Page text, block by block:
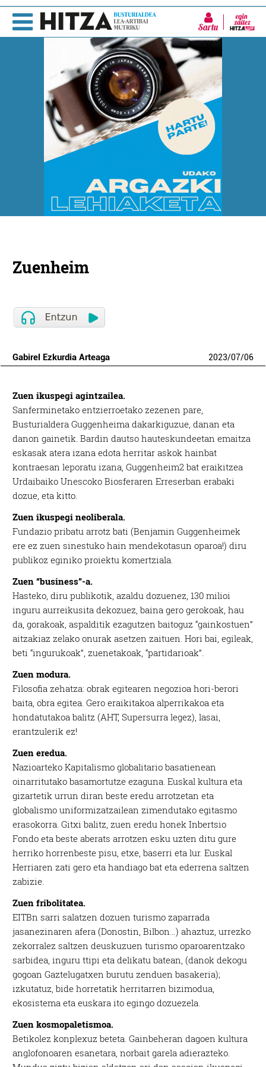
Sartu
Zuenheim
Gabirel Ezkurdia Arteaga 2023/07/06
Zuen ikuspegi agintzailea.
Sanferminetako entzierroetako zezenen pare,
Busturialdera Guggenheima dakarkiguzue, danan eta
danon gainetik. Bardin dautso hauteskundeetan emaitza
eskasak atera izana edota herritar askok hainbat
kontraesan leporatu izana, Guggenheim2 bat eraikitzea
Urdaibaiko Unescoko Biosferaren Erreserban erabaki
dozue, eta kitto.
Zuen ikuspegi neoliberala.
Fundazio pribatu arrotz bati (Benjamin Guggenheimek
ere ez zuen sinestuko hain mendekotasun oparoa!) diru
publikoz eginiko proiektu komertziala.
Zuen “business”-a.
Hasteko, diru publikotik, azaldu dozuenez, 130 milioi
inguru aurreikusita dekozuez, baina gero gerokoak, hau
da, gorakoak, aspalditik ezagutzen baitoguz “gainkostuen”
aitzakiaz zelako onurak asetzen zaituen. Hori bai, egileak,
beti “ingurukoak”, zuenetakoak, “partidarioak”.
Zuen modura.
Filosofia zehatza: obrak egitearen negozioa hori-berori
baita, obra egitea. Gero eraikitakoa alperrikakoa eta
hondatutakoa balitz (AHT, Supersurra legez), lasai,
erantzulerik ez!
Zuen eredua.
Nazioarteko Kapitalismo globalitario basatienean
oinarritutako basamortutze ezaguna. Euskal kultura eta
gizartetik urrun diran beste eredu arrotzetan eta
globalismo uniformizatzailean zimendutako egitasmo
erasokorra. Gitxi balitz, zuen eredu honek Inbertsio
Fondo eta beste aberats arrotzen esku uzten ditu gure
herriko horrenbeste pisu, etxe, baserri eta lur. Euskal
Herriaren zati gero eta handiago bat eta ederrena saltzen
zabizie.
Zuen fribolitatea.
EITBn sarri salatzen dozuen turismo zaparrada
jasanezinaren afera (Donostin, Bilbon…) ahaztuz, urrezko
zekorralez saltzen deuskuzuen turismo oparoarentzako
sarbidea, inguru ttipi eta delikatu batean, (danok dekogu
gogoan Gaztelugatxen burutu zenduen basakeria);
izkutatuz, bide horretatik herritarren bizimodua,
ekosistema eta euskara ito egingo dozuezela.
Zuen kosmopaletismoa.
Betikolez konplexuz beteta. Gainbeheran dagoen kultura
anglofonoaren esanetara, norbait garela adierazteko.